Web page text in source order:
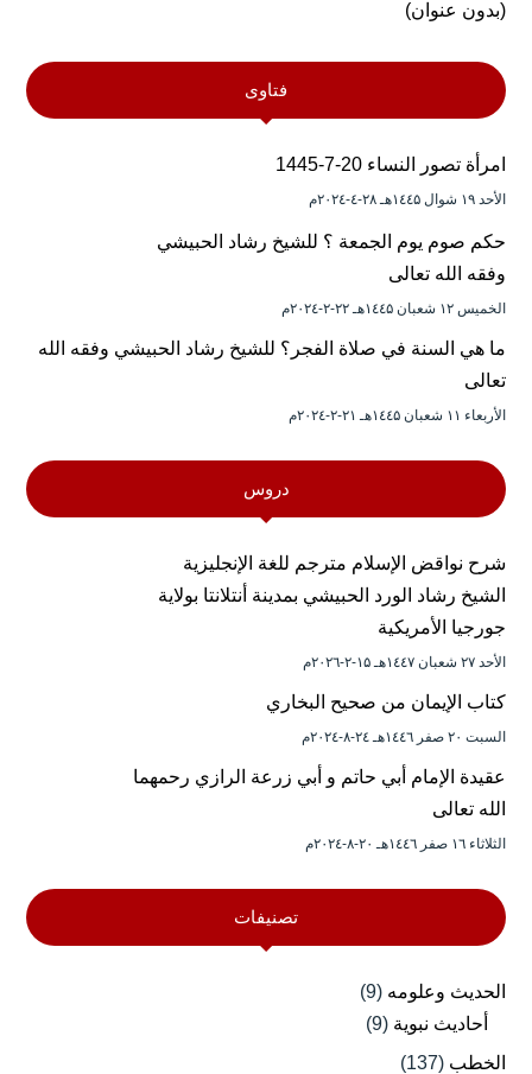
(بدون عنوان)
فتاوى
امرأة تصور النساء 20-7-1445
الأحد ۱۹ شوال ۱٤٤۵هـ ۲۸-٤-۲۰۲٤م
حكم صوم يوم الجمعة ؟ للشيخ رشاد الحبيشي
وفقه الله تعالى
الخميس ۱۲ شعبان ۱٤٤۵هـ ۲۲-۲-۲۰۲٤م
ما هي السنة في صلاة الفجر؟ للشيخ رشاد الحبيشي وفقه الله
تعالى
الأربعاء ۱۱ شعبان ۱٤٤۵هـ ۲۱-۲-۲۰۲٤م
دروس
شرح نواقض الإسلام مترجم للغة الإنجليزية
الشيخ رشاد الورد الحبيشي بمدينة أنتلانتا بولاية
جورجيا الأمريكية
الأحد ۲۷ شعبان ۱٤٤۷هـ ۱۵-۲-۲۰۲٦م
كتاب الإيمان من صحيح البخاري
السبت ۲۰ صفر ۱٤٤٦هـ ۲٤-۸-۲۰۲٤م
عقيدة الإمام أبي حاتم و أبي زرعة الرازي رحمهما
الله تعالى
الثلاثاء ۱٦ صفر ۱٤٤٦هـ ۲۰-۸-۲۰۲٤م
تصنيفات
الحديث وعلومه (9)
أحاديث نبوية (9)
الخطب (137)